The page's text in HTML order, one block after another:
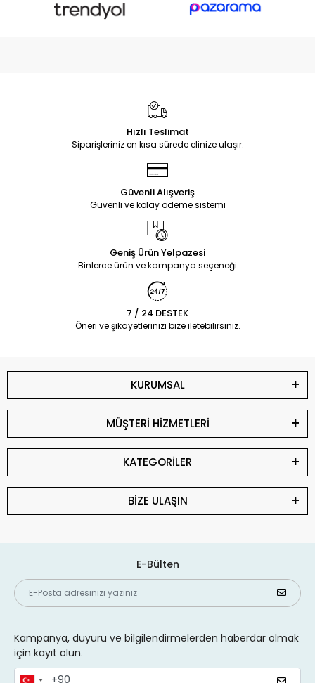
Hızlı Teslimat
Siparişleriniz en kısa sürede elinize ulaşır.
Güvenli Alışveriş
Güvenli ve kolay ödeme sistemi
Geniş Ürün Yelpazesi
Binlerce ürün ve kampanya seçeneği
7 / 24 DESTEK
Öneri ve şikayetlerinizi bize iletebilirsiniz.
KURUMSAL
MÜŞTERİ HİZMETLERİ
KATEGORİLER
BİZE ULAŞIN
E-Bülten
Kampanya, duyuru ve bilgilendirmelerden haberdar olmak
için kayıt olun.